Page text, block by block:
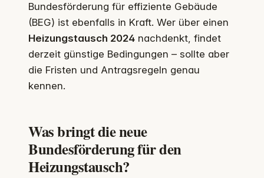
Bundesförderung für effiziente Gebäude
(BEG) ist ebenfalls in Kraft. Wer über einen
Heizungstausch 2024 nachdenkt, findet
derzeit günstige Bedingungen – sollte aber
die Fristen und Antragsregeln genau
kennen.
Was bringt die neue
Bundesförderung für den
Heizungstausch?